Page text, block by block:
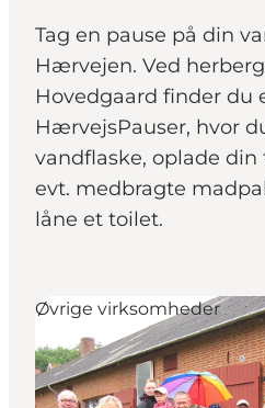
Tag en pause på din
Hærvejen. Ved
Hovedgaard finder du
HærvejsPauser, hvor
vandflaske, oplade din
evt. medbragte
låne et toilet.
Øvrige virksomheder